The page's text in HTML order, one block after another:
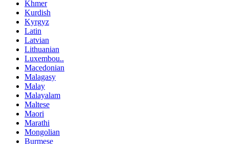
Khmer
Kurdish
Kyrgyz
Latin
Latvian
Lithuanian
Luxembou..
Macedonian
Malagasy
Malay
Malayalam
Maltese
Maori
Marathi
Mongolian
Burmese